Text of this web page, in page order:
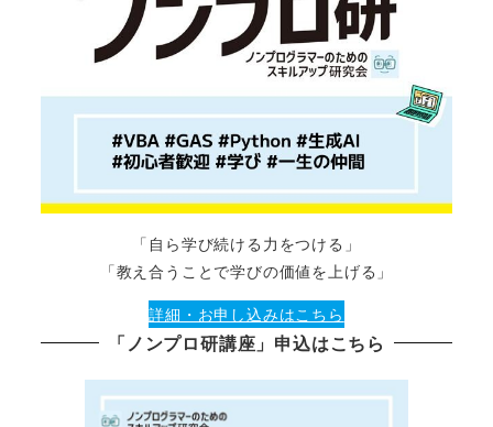
「自ら学び続ける力をつける」
「教え合うことで学びの価値を上げる」
詳細・お申し込みはこちら
「ノンプロ研講座」申込はこちら